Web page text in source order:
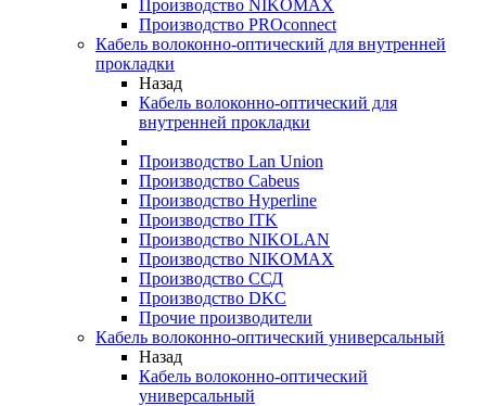
Производство NIKOMAX
Производство PROconnect
Кабель волоконно-оптический для внутренней
прокладки
Назад
Кабель волоконно-оптический для
внутренней прокладки
Производство Lan Union
Производство Cabeus
Производство Hyperline
Производство ITK
Производство NIKOLAN
Производство NIKOMAX
Производство ССД
Производство DKC
Прочие производители
Кабель волоконно-оптический универсальный
Назад
Кабель волоконно-оптический
универсальный